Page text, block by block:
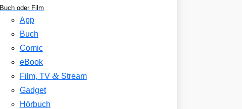
Buch oder Film
App
Buch
Comic
eBook
Film, TV &Stream
Gadget
Hörbuch